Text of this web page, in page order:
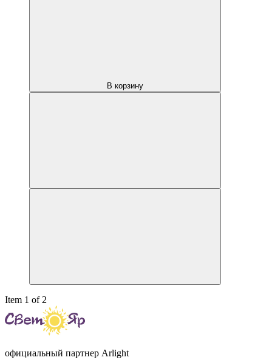
В корзину
Item 1 of 2
официальный партнер Arlight